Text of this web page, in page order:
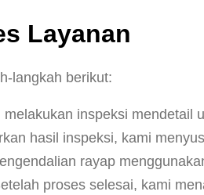
Layanan
langkah berikut:
inspeksi mendetail
hasil inspeksi, kami
rayap
proses selesai, kami